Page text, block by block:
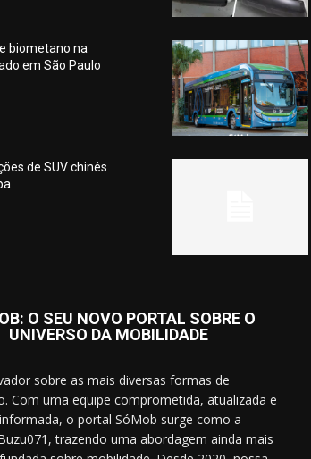
biometano na
em São Paulo
de SUV chinês
O SEU NOVO PORTAL SOBRE O
UNIVERSO DA MOBILIDADE
sobre as mais diversas formas de
Com uma equipe comprometida, atualizada e
o portal SóMob surge como a
trazendo uma abordagem ainda mais